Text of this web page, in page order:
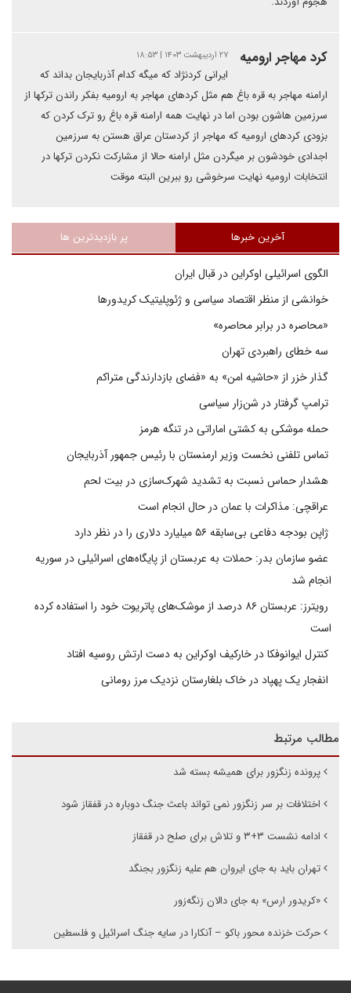
کرد مهاجر ارومیه ۲۷ اردیبهشت ۱۴۰۳ | ۱۸:۵۳
ایرانی کردنژاد که میگه کدام آذربایجان بداند که
ارامنه مهاجر به قره باغ هم مثل کردهای مهاجر به ارومیه بفکر راندن ترکها از
سرزمین هاشون بودن اما در نهایت همه ارامنه قره باغ رو ترک کردن که
بزودی کردهای ارومیه که مهاجر از کردستان عراق هستن به سرزمین
اجدادی خودشون بر میگردن مثل ارامنه حالا از مشارکت نکردن ترکها در
انتخابات ارومیه نهایت سرخوشی رو ببرین البته موقت
آخرین خبرها پر بازدیدترین ها
الگوی اسرائیلی اوکراین در قبال ایران
خوانشی از منظر اقتصاد سیاسی و ژئوپلیتیک کریدورها
«محاصره در برابر محاصره»
سه خطای راهبردی تهران
گذار خزر از «حاشیه امن» به «فضای بازدارندگی متراکم
ترامپ گرفتار در شن‌زار سیاسی
حمله موشکی به کشتی اماراتی در تنگه هرمز
تماس تلفنی نخست وزیر ارمنستان با رئیس جمهور آذربایجان
هشدار حماس نسبت به تشدید شهرک‌سازی در بیت‌ لحم
عراقچی: مذاکرات با عمان در حال انجام است
ژاپن بودجه دفاعی بی‌سابقه ۵۶ میلیارد دلاری را در نظر دارد
عضو سازمان بدر: حملات به عربستان از پایگاه‌های اسرائیلی در سوریه
انجام شد
رویترز: عربستان ۸۶ درصد از موشک‌های پاتریوت خود را استفاده کرده
است
کنترل ایوانوفکا در خارکیف اوکراین به دست ارتش روسیه افتاد
انفجار یک پهپاد در خاک بلغارستان نزدیک مرز رومانی
مطالب مرتبط
پرونده زنگزور برای همیشه بسته شد
اختلافات بر سر زنگزور نمی تواند باعث جنگ دوباره در قفقاز شود
ادامه نشست ۳+۳ و تلاش برای صلح در قفقاز
تهران باید به جای ایروان هم علیه زنگزور بجنگد
«کریدور ارس» به جای دالان زنگه‌زور
حرکت خزنده محور باکو – آنکارا در سایه جنگ اسرائیل و فلسطین